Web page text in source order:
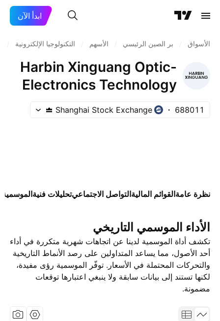
ابدأ الآن
الأسواق بر الصين الرئيسي الأسهم التكنولوجيا الإلكترونية
Harbin Xinguang Optic-
Electronics Technology
Co., Ltd. Class A688011
Shanghai Stock Exchange
نظرة عامةالقوائم الماليةالتواصل الاجتماعيتحليلات فنيةالموسمية
الأداء الموسمي التاريخي
تكشف أداة الموسمية لدينا عن اتجاهات شهرية متكررة في أداء
أحد الأصول، مما يساعد المتداولين على رصد الأنماط التاريخية
والتحركات المحتملة في الأسعار. توفّر الموسمية رؤى مفيدة،
لكنها تستند إلى بيانات سابقة ولا ينبغي اعتبارها توقعات
مضمونة.